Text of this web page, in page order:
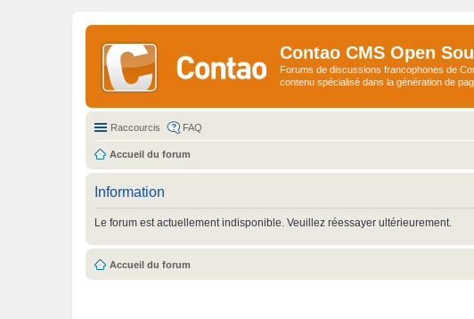
Contao CMS Open
Forums de discussions francophones de
contenu spécialisé dans la génération de
Raccourcis FAQ
Accueil du forum
Information
Le forum est actuellement indisponible. Veuillez réessayer ultérieurement.
Accueil du forum